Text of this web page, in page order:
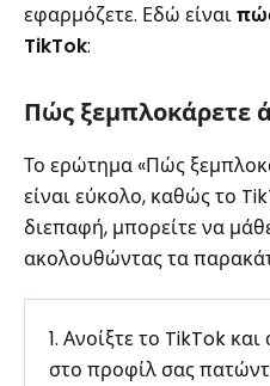
εφαρμόζετε. Εδώ είναι
TikTok:
Πώς ξεμπλοκάρετε
Το ερώτημα «Πώς
είναι εύκολο, καθώς το
διεπαφή, μπορείτε να
ακολουθώντας τα
1. Ανοίξτε το TikTok
στο προφίλ σας